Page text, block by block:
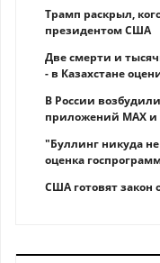
Трамп раскрыл,
президентом США
Две смерти и
- в Казахстане
В России
приложений MAX и
"Буллинг никуда не
оценка
США готовят закон